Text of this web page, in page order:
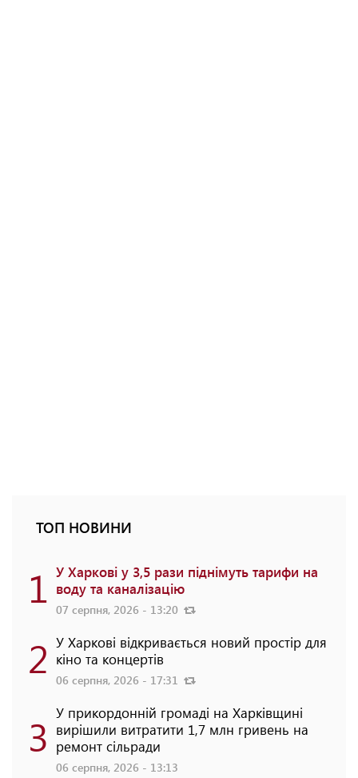
ТОП НОВИНИ
1 У Харкові у 3,5 рази піднімуть тарифи на
воду та каналізацію
07 серпня, 2026 - 13:20
2 У Харкові відкривається новий простір для
кіно та концертів
06 серпня, 2026 - 17:31
3 У прикордонній громаді на Харківщині
вирішили витратити 1,7 млн гривень на
ремонт сільради
06 серпня, 2026 - 13:13